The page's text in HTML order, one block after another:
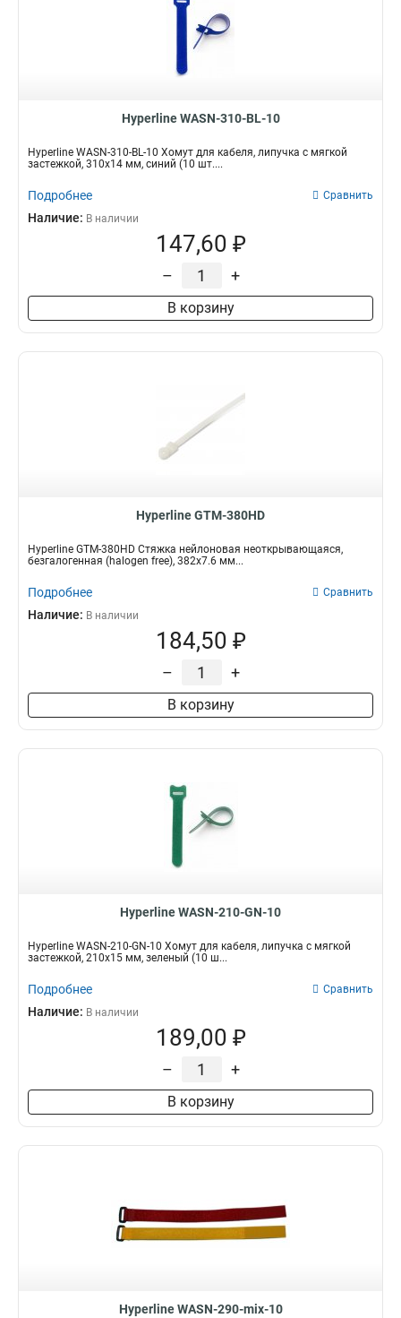
Hyperline WASN-310-BL-10
Hyperline WASN-310-BL-10 Хомут для кабеля, липучка с мягкой
застежкой, 310x14 мм, синий (10 шт....
Подробнее Сравнить
Наличие: В наличии
147,60 ₽
– +
В корзину
Hyperline GTM-380HD
Hyperline GTM-380HD Стяжка нейлоновая неоткрывающаяся,
безгалогенная (halogen free), 382x7.6 мм...
Подробнее Сравнить
Наличие: В наличии
184,50 ₽
– +
В корзину
Hyperline WASN-210-GN-10
Hyperline WASN-210-GN-10 Хомут для кабеля, липучка с мягкой
застежкой, 210x15 мм, зеленый (10 ш...
Подробнее Сравнить
Наличие: В наличии
189,00 ₽
– +
В корзину
Hyperline WASN-290-mix-10